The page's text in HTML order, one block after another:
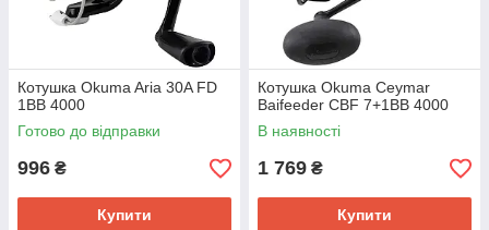
Котушка Okuma Aria 30A FD
1BB 4000
Готово до відправки
996 ₴
Купити
Котушка Okuma Ceymar
Baifeeder CBF 7+1BB 4000
В наявності
1 769 ₴
Купити